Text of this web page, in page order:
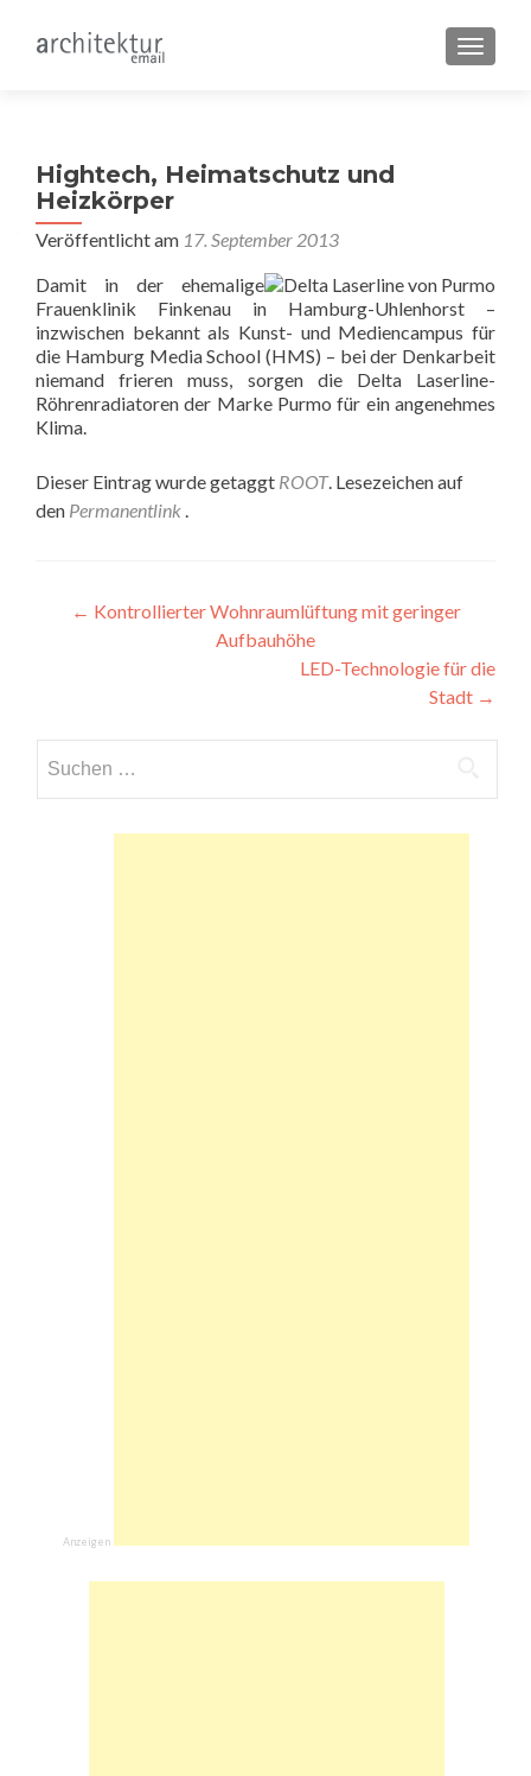
Hightech, Heimatschutz und
Heizkörper
Veröffentlicht am 17. September 2013
Damit in der ehemalige
Frauenklinik Finkenau in Hamburg-Uhlenhorst –
inzwischen bekannt als Kunst- und Mediencampus für
die Hamburg Media School (HMS) – bei der Denkarbeit
niemand frieren muss, sorgen die Delta Laserline-
Röhrenradiatoren der Marke Purmo für ein angenehmes
Klima.
Dieser Eintrag wurde getaggt ROOT. Lesezeichen auf
den Permanentlink .
Beitragsnavigation
← Kontrollierter Wohnraumlüftung mit geringer
Aufbauhöhe
LED-Technologie für die
Stadt →
nach:
Anzeigen